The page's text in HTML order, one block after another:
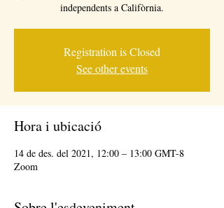
independents a Califòrnia.
Registration is Closed
See other events
Hora i ubicació
14 de des. del 2021, 12:00 – 13:00 GMT-8
Zoom